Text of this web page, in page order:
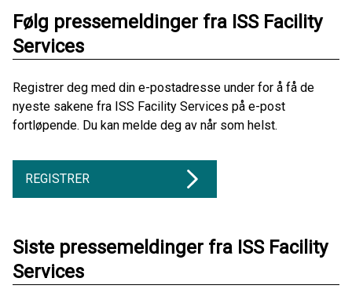
Følg pressemeldinger fra ISS Facility
Services
Registrer deg med din e-postadresse under for å få de
nyeste sakene fra ISS Facility Services på e-post
fortløpende. Du kan melde deg av når som helst.
REGISTRER
Siste pressemeldinger fra ISS Facility
Services